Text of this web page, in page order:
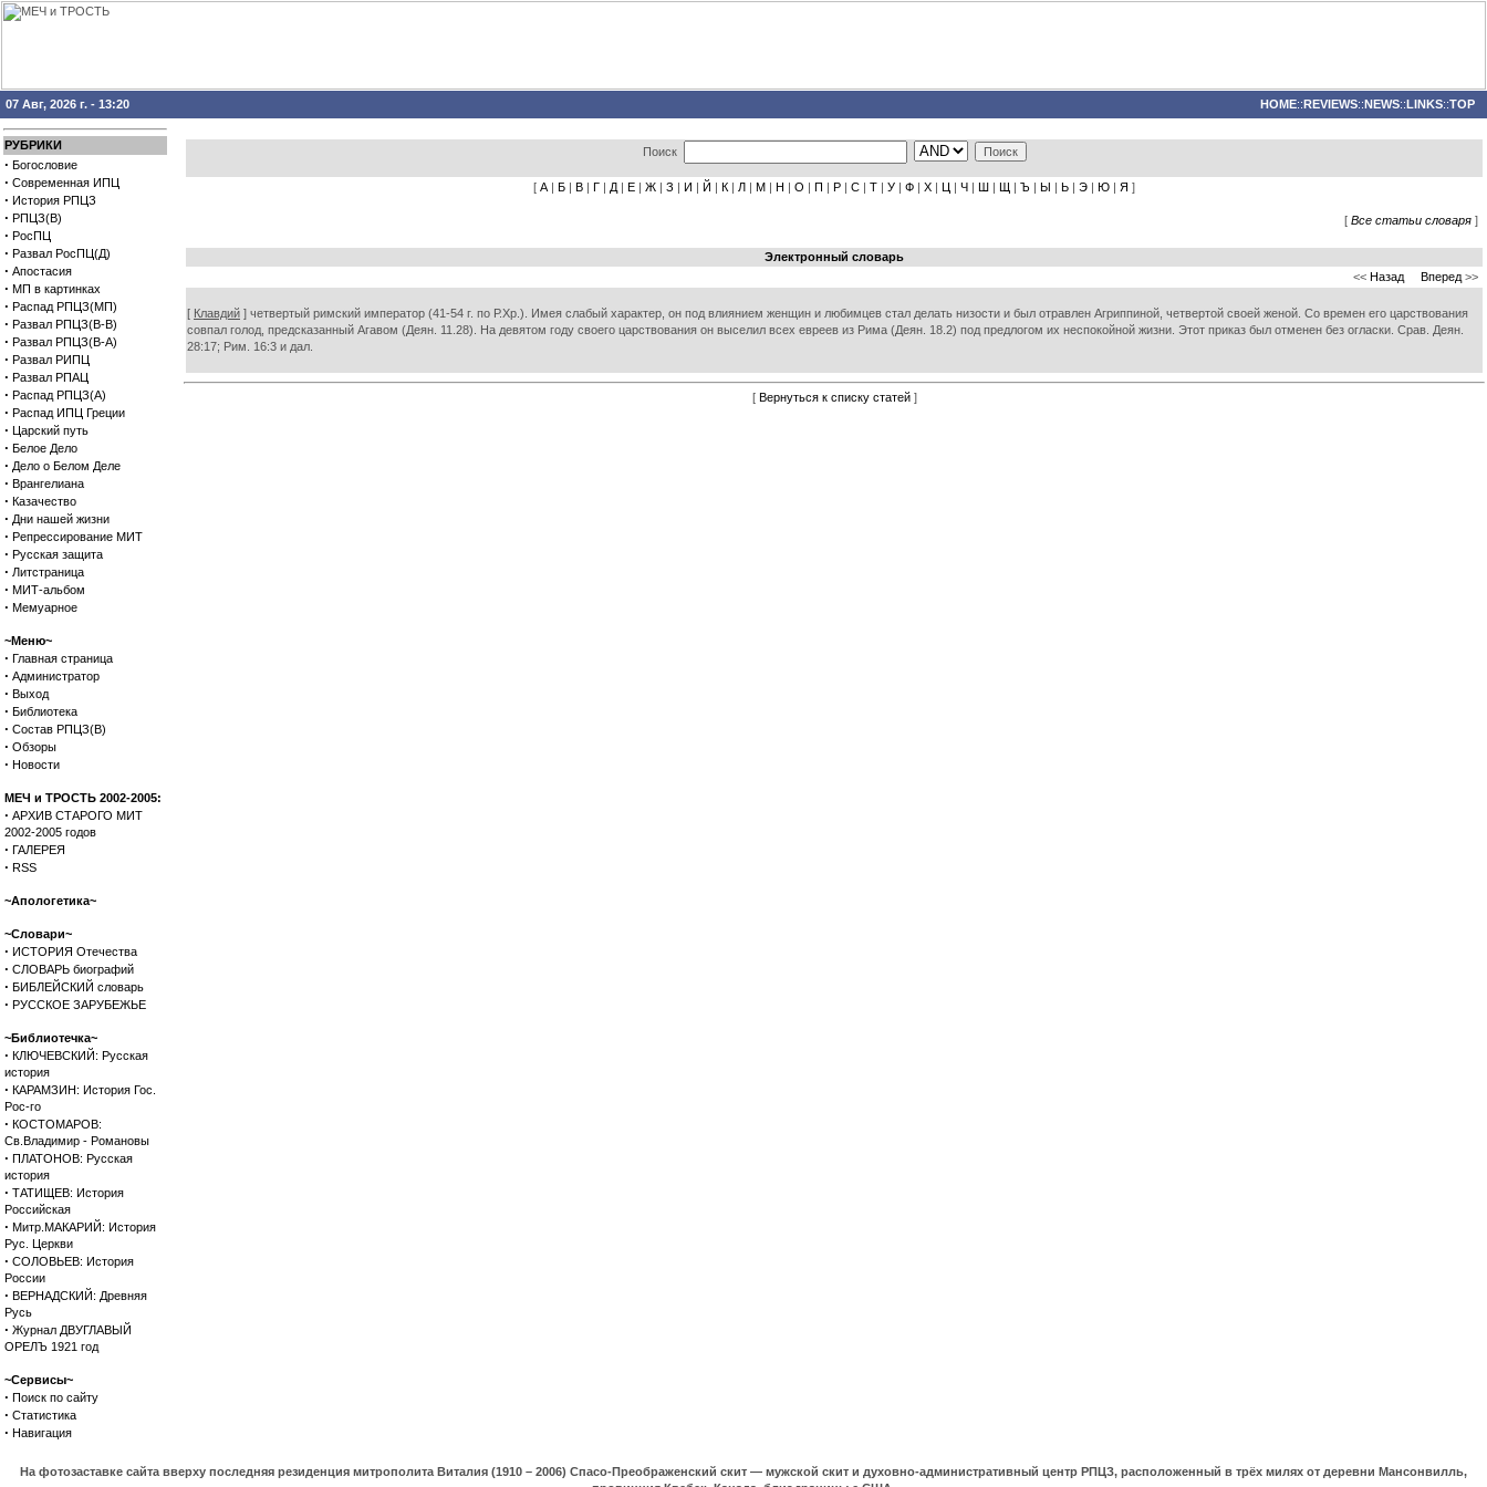
07 Авг, 2026 г. - 13:20 HOME::REVIEWS::NEWS::LINKS::TOP
РУБРИКИ
· Богословие
· Современная ИПЦ
· История РПЦЗ
· РПЦЗ(В)
· РосПЦ
· Развал РосПЦ(Д)
· Апостасия
· МП в картинках
· Распад РПЦЗ(МП)
· Развал РПЦЗ(В-В)
· Развал РПЦЗ(В-А)
· Развал РИПЦ
· Развал РПАЦ
· Распад РПЦЗ(А)
· Распад ИПЦ Греции
· Царский путь
· Белое Дело
· Дело о Белом Деле
· Врангелиана
· Казачество
· Дни нашей жизни
· Репрессирование МИТ
· Русская защита
· Литстраница
· МИТ-альбом
· Мемуарное
~Меню~
· Главная страница
· Администратор
· Выход
· Библиотека
· Состав РПЦЗ(В)
· Обзоры
· Новости
МЕЧ и ТРОСТЬ 2002-2005:
· АРХИВ СТАРОГО МИТ
2002-2005 годов
· ГАЛЕРЕЯ
· RSS
~Апологетика~
~Словари~
· ИСТОРИЯ Отечества
· СЛОВАРЬ биографий
· БИБЛЕЙСКИЙ словарь
· РУССКОЕ ЗАРУБЕЖЬЕ
~Библиотечка~
· КЛЮЧЕВСКИЙ: Русская
история
· КАРАМЗИН: История Гос.
Рос-го
· КОСТОМАРОВ:
Св.Владимир - Романовы
· ПЛАТОНОВ: Русская
история
· ТАТИЩЕВ: История
Российская
· Митр.МАКАРИЙ: История
Рус. Церкви
· СОЛОВЬЕВ: История
России
· ВЕРНАДСКИЙ: Древняя
Русь
· Журнал ДВУГЛАВЫЙ
ОРЕЛЪ 1921 год
~Сервисы~
· Поиск по сайту
· Статистика
· Навигация
Поиск
[ А | Б | В | Г | Д | Е | Ж | З | И | Й | К | Л | М | Н | О | П | Р | С | Т | У | Ф | Х | Ц | Ч | Ш | Щ | Ъ | Ы | Ь | Э | Ю | Я ]
[ Все статьи словаря ]
Электронный словарь
<< Назад Вперед >>
[ Клавдий ] четвертый римский император (41-54 г. по Р.Хр.). Имея слабый характер, он под влиянием женщин и любимцев стал делать низости и был отравлен Агриппиной, четвертой своей женой. Со времен его царствования
совпал голод, предсказанный Агавом (Деян. 11.28). На девятом году своего царствования он выселил всех евреев из Рима (Деян. 18.2) под предлогом их неспокойной жизни. Этот приказ был отменен без огласки. Срав. Деян.
28:17; Рим. 16:3 и дал.
[ Вернуться к списку статей]
На фотозаставке сайта вверху последняя резиденция митрополита Виталия (1910 – 2006) Спасо-Преображенский скит — мужской скит и духовно-административный центр РПЦЗ, расположенный в трёх милях от деревни Мансонвилль,